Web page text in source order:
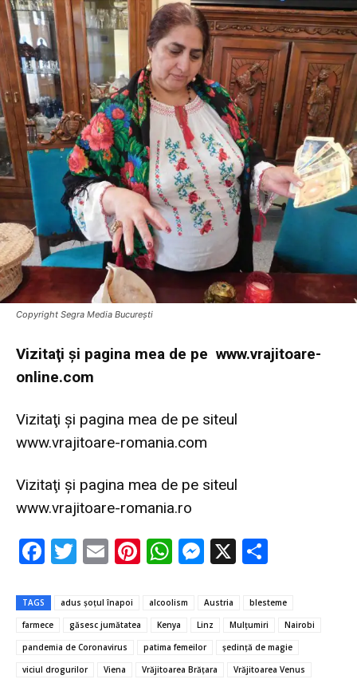
Copyright Segra Media București
Vizitaţi şi pagina mea de pe www.vrajitoare-
online.com
Vizitaţi şi pagina mea de pe siteul
www.vrajitoare-romania.com
Vizitaţi şi pagina mea de pe siteul
www.vrajitoare-romania.ro
F
e
b
o
T
it
te
r
E
ai
l
Pi
er
es
t
W
at
s
A
M
se
n
g
X
ta
je
az
TAGS adus șoțul înapoi alcoolism Austria
blesteme
farmece
găsesc jumătatea Kenya Linz Mulțumiri
Nairobi
pandemia de Coronavirus
patima femeilor
şedinţă de magie
viciul drogurilor
Viena Vrăjitoarea Brăţara Vrăjitoarea Venus